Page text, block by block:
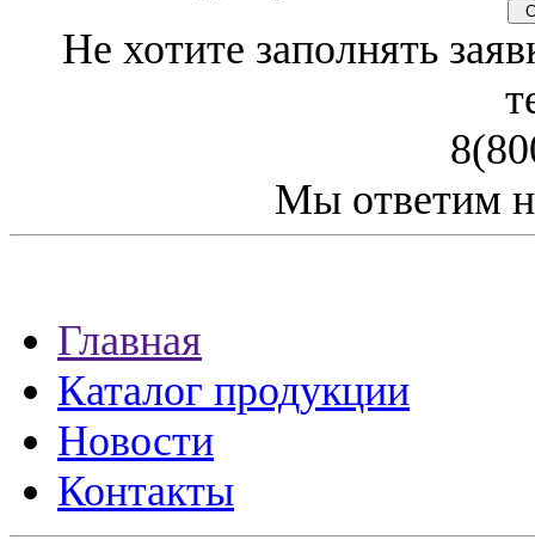
Не хотите заполнять
Мы ответим
Главная
Каталог продукции
Новости
Контакты